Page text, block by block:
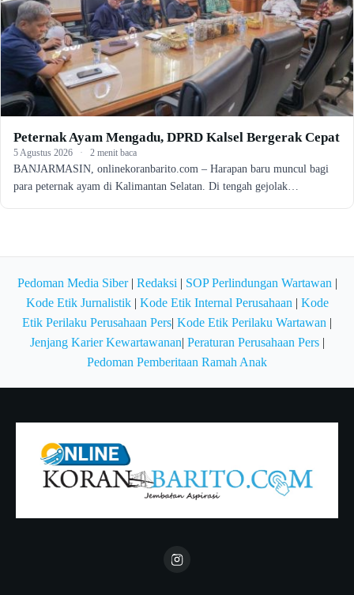
Peternak Ayam Mengadu, DPRD Kalsel Bergerak Cepat
5 Agustus 2026 · 2 menit baca
BANJARMASIN, onlinekoranbarito.com – Harapan baru muncul bagi
para peternak ayam di Kalimantan Selatan. Di tengah gejolak…
Pedoman Media Siber| Redaksi | SOP Perlindungan Wartawan |
Kode Etik Jurnalistik| Kode Etik Internal Perusahaan | Kode
Etik Perilaku Perusahaan Pers| Kode Etik Perilaku Wartawan |
Jenjang Karier Kewartawanan| Peraturan Perusahaan Pers|
Pedoman Pemberitaan Ramah Anak